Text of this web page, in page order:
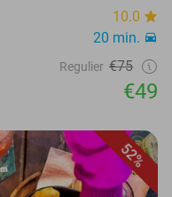
10.0
20 min.
Regulier €75
€49
52%